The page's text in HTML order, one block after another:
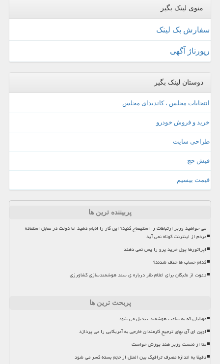
منوی لینک بگیر
سفارش بک لینک
رپورتاژ آگهی
دوستان لینک بگیر
انتخابات مجلس ، کاندیدای مجلس
خرید و فروش خودرو
طراحی سایت
فیش حج
قیمت بیسیم
پربیننده ترین ها
می خواهید وزیر ارتباطات را استیضاح کنید؟ این کار را انجام دهید اما دولت در مقابل استفاده
مردم از اینترنت کوتاه نمی آید
اپراتورها پول خرید پرو را پس نمی دهند
کدام حساب ها حذف شدند؟
دعوت از نخبگان برای اعلام نظر درباره ی سند هوشمندسازی کشاورزی
پربحث ترین ها
موبایلی که به ساعت هوشمند تبدیل می شود
اوپن ای آی بهای ترجیح کارمندان خارجی به آمریکایی را می پردازد
متا از نخست وزیر هند پوزش خواست
دقیقا به اندازه مصرف ترافیک بین الملل از حجم بسته کسر می شود